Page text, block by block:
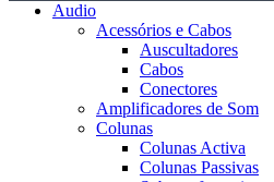
Audio
Acessórios e Cabos
Auscultadores
Cabos
Conectores
Amplificadores de Som
Colunas
Colunas Activa
Colunas Passivas